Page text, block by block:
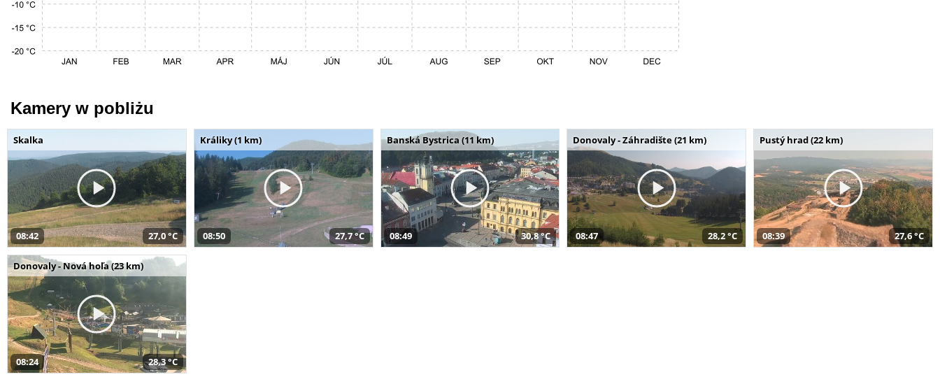
Kamery w pobliżu
Skalka
08:42 27,0 °C
Králiky (1 km)
08:50 27,7 °C
Banská Bystrica (11 km)
08:49 30,8 °C
Donovaly - Záhradište (21 km)
08:47 28,2 °C
Pustý hrad (22 km)
08:39 27,6 °C
Donovaly - Nová hoľa (23 km)
08:24 28,3 °C